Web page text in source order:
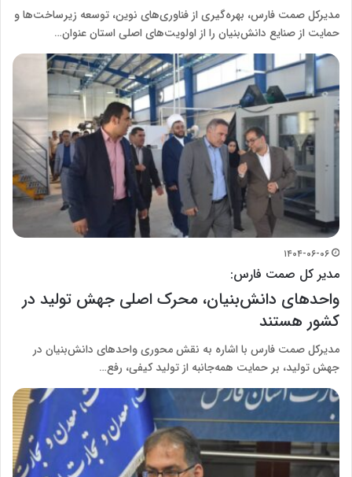
مدیرکل صمت فارس، بهره‌گیری از فناوری‌های نوین، توسعه زیرساخت‌ها و
حمایت از صنایع دانش‌بنیان را از اولویت‌های اصلی استان عنوان…
۱۴۰۴-۰۶-۰۶
مدیر کل صمت فارس:
واحدهای دانش‌بنیان، محرک اصلی جهش تولید در
کشور هستند
مدیرکل صمت فارس با اشاره به نقش محوری واحدهای دانش‌بنیان در
جهش تولید، بر حمایت همه‌جانبه از تولید کیفی، رفع…